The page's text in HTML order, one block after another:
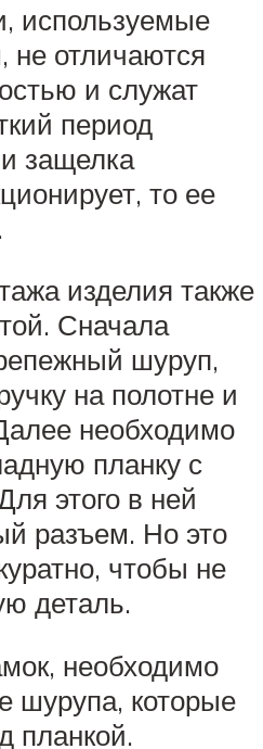
используемые
не отличаются
и служат
период
защелка
то ее
изделия также
Сначала
шуруп,
на полотне и
необходимо
планку с
этого в ней
разъем. Но это
чтобы не
деталь.
необходимо
шурупа, которые
планкой.